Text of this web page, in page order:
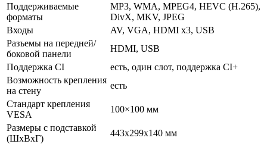
Поддерживаемые
форматы
MP3, WMA, MPEG4, HEVC (H.265),
DivX, MKV, JPEG
Входы
AV, VGA, HDMI x3, USB
Разъемы на передней/
боковой панели
HDMI, USB
Поддержка CI
есть, один слот, поддержка CI+
Возможность крепления
на стену
есть
Стандарт крепления
VESA
100×100 мм
Размеры с подставкой
(ШxВxГ)
443x299x140 мм